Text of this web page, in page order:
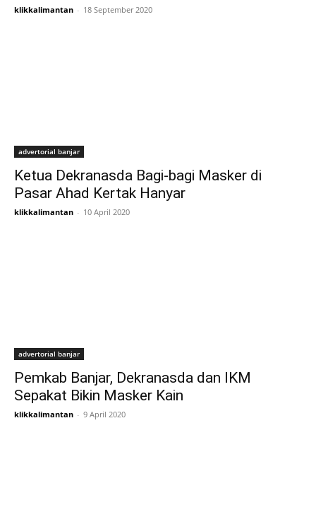
klikkalimantan - 18 September 2020
advertorial banjar
Ketua Dekranasda Bagi-bagi Masker di
Pasar Ahad Kertak Hanyar
klikkalimantan - 10 April 2020
advertorial banjar
Pemkab Banjar, Dekranasda dan IKM
Sepakat Bikin Masker Kain
klikkalimantan - 9 April 2020